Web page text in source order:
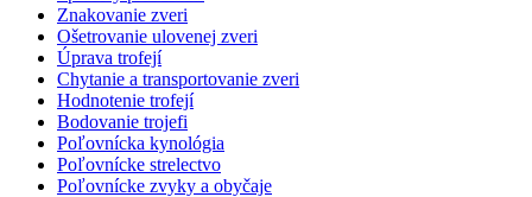
Znakovanie zveri
Ošetrovanie ulovenej zveri
Úprava trofejí
Chytanie a transportovanie zveri
Hodnotenie trofejí
Bodovanie trojefi
Poľovnícka kynológia
Poľovnícke strelectvo
Poľovnícke zvyky a obyčaje